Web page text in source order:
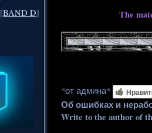
[BAND D]
The
*от админа*
Об ошибках и
Write to the author of